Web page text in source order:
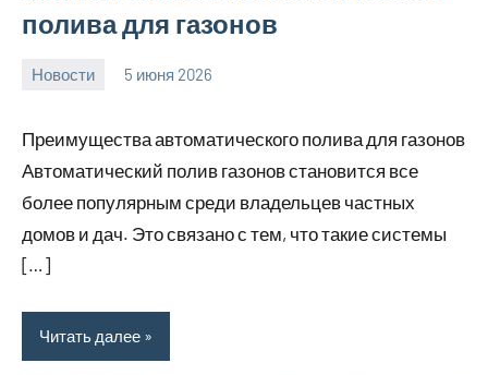
полива для газонов
Новости 5 июня 2026
Преимущества автоматического полива для газонов
Автоматический полив газонов становится все
более популярным среди владельцев частных
домов и дач. Это связано с тем, что такие системы
[…]
Читать далее